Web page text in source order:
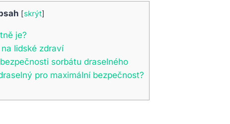
[skrýt]
je?
lidské zdraví
sorbátu draselného
pro maximální bezpečnost?